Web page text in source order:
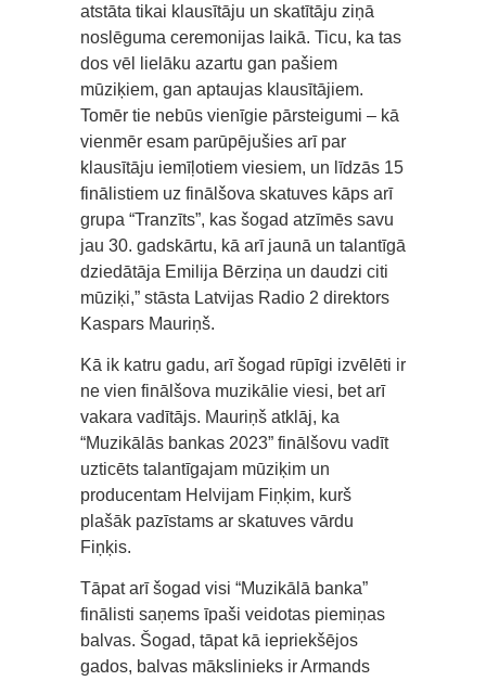
atstāta tikai klausītāju un skatītāju ziņā
noslēguma ceremonijas laikā. Ticu, ka tas
dos vēl lielāku azartu gan pašiem
mūziķiem, gan aptaujas klausītājiem.
Tomēr tie nebūs vienīgie pārsteigumi – kā
vienmēr esam parūpējušies arī par
klausītāju iemīļotiem viesiem, un līdzās 15
finālistiem uz finālšova skatuves kāps arī
grupa “Tranzīts”, kas šogad atzīmēs savu
jau 30. gadskārtu, kā arī jaunā un talantīgā
dziedātāja Emilija Bērziņa un daudzi citi
mūziķi,” stāsta Latvijas Radio 2 direktors
Kaspars Mauriņš.
Kā ik katru gadu, arī šogad rūpīgi izvēlēti ir
ne vien finālšova muzikālie viesi, bet arī
vakara vadītājs. Mauriņš atklāj, ka
“Muzikālās bankas 2023” finālšovu vadīt
uzticēts talantīgajam mūziķim un
producentam Helvijam Fiņķim, kurš
plašāk pazīstams ar skatuves vārdu
Fiņķis.
Tāpat arī šogad visi “Muzikālā banka”
finālisti saņems īpaši veidotas piemiņas
balvas. Šogad, tāpat kā iepriekšējos
gados, balvas mākslinieks ir Armands